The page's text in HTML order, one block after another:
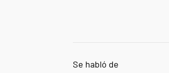
Se habló de